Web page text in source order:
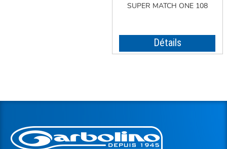
SUPER MATCH ONE 108
Détails